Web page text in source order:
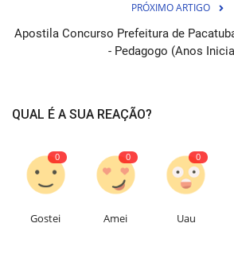
PRÓXIMO ARTIGO
Apostila Concurso Prefeitura de
- Pedagogo (Anos
QUAL É A SUA REAÇÃO?
0
Gostei
0
Amei
0
Uau